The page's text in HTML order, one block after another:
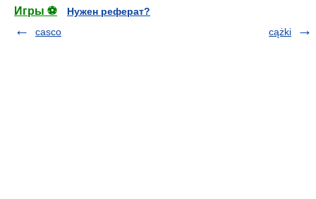
Игры ⚽
Нужен реферат?
casco
cążki